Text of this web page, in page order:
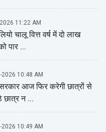
11:22 AM
चालू वित्त वर्ष में दो लाख
पार ...
10:48 AM
सरकार आज फिर करेगी छात्रों से
छात्र न ...
10:49 AM